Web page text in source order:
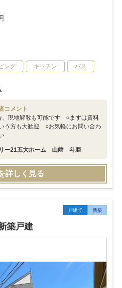
ング キッチン バス
コメント
、現地解散も可能です ○まずは資料
う方も大歓迎 ○お気軽にお問い合わ
ー21五大ホーム 山﨑 斗亜
詳しく見る
戸建て 新築
築戸建